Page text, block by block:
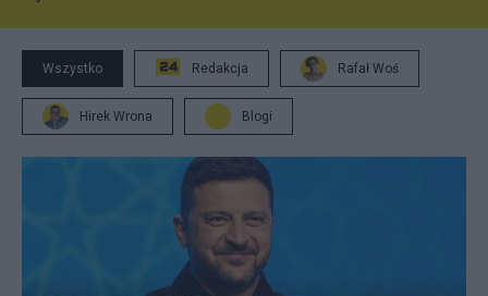
Wszystko Redakcja Rafał Woś
Hirek Wrona Blogi